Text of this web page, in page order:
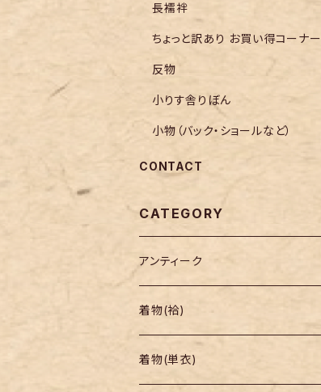
長襦袢
ちょっと訳あり お買い得コーナー
反物
小りす舎りぼん
小物（バック・ショールなど）
CONTACT
CATEGORY
アンティーク
着物
帯
着物(袷)
小紋
着物(単衣)